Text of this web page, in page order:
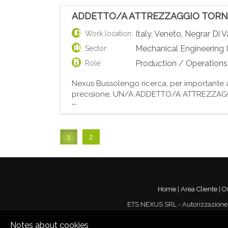
Notes about cookies
ADDETTO/A ATTREZZAGGIO
Work location: Italy,Veneto, Negrar Di
Sector: Mechanical Engineering
Role: Production / Operations
Nexus Bussolengo ricerca, per
precisione, UN/A ADDETTO/A
montaggio utensili e piazzamento pezzi; -
...
1 2
Home Area Cliente
ETS NEXUS SRL -